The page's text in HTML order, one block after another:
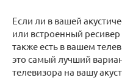
Если ли в вашей
или встроенный
также есть в вашем
это самый лучший
телевизора на вашу